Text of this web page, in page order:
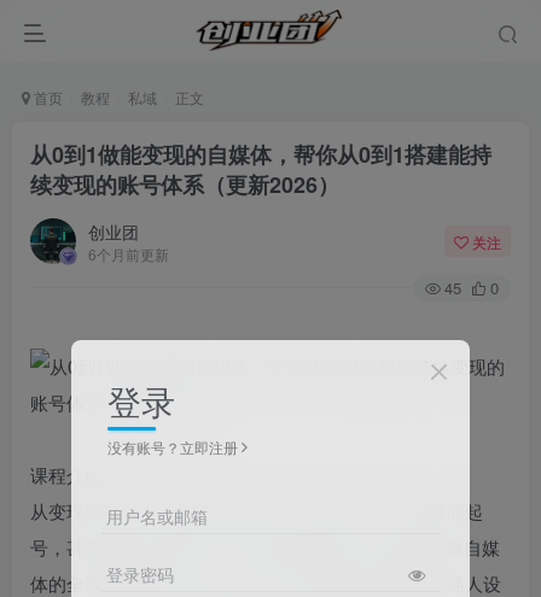
首页 教程 私域 正文
从0到1做能变现的自媒体，帮你从0到1搭建能持
续变现的账号体系（更新2026）
创业团
6个月前更新
关注
45 0
课程介绍：
从变现闭环设计、爆款内容创作，到安全引流、直播间起
号，甚至怎么用AI提效、怎么挑课不踩坑——覆盖你做自媒
体的全周期痛点。抖音、小红书、视频号做起来的普通人设
登录
没有账号？立即注册
用户名或邮箱
登录密码